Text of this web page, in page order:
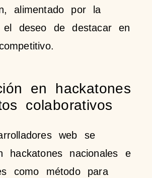
alimentado por la
el deseo de destacar en
en hackatones
colaborativos
web se
hackatones nacionales e
como método para